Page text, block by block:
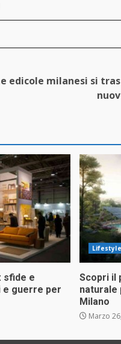
edicole milanesi si
sfide e
e guerre per
Lifestyle
Scopri il
naturale
Milano
Marzo